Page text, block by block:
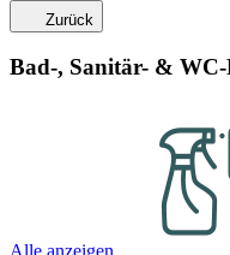
Zurück
Bad-, Sanitär- &